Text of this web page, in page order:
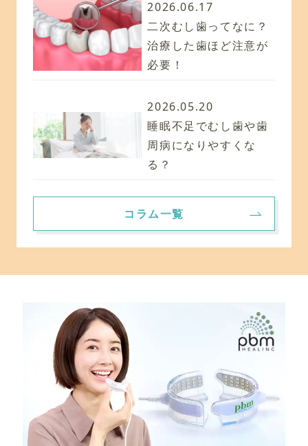
2026.06.17
二次むし歯ってなに？
治療した歯ほど注意が
必要！
2026.05.20
睡眠不足でむし歯や歯
周病になりやすくな
る？
コラム一覧